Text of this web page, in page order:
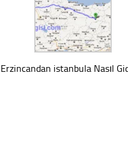
Erzincandan istanbula Nasıl